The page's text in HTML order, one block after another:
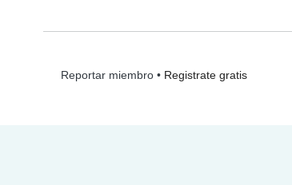
Reportar miembro• Registrate gratis